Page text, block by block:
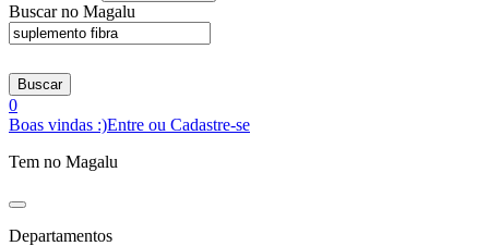
Buscar no Magalu
Buscar
0
Boas vindas :)Entre ou Cadastre-se
Tem no Magalu
Departamentos